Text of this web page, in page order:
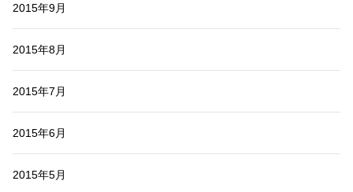
2015年9月
2015年8月
2015年7月
2015年6月
2015年5月